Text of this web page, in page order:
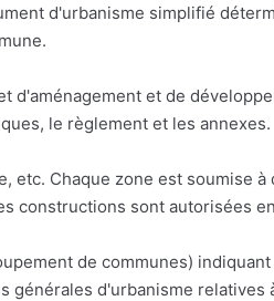
d'urbanisme simplifié
d'aménagement et de
le règlement et les annexes.
etc. Chaque zone est soumise
constructions sont autorisées
de communes)
d'urbanisme relatives